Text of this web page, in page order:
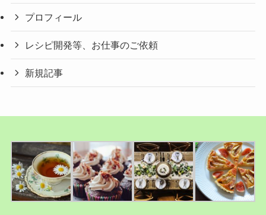
プロフィール
レシピ開発等、お仕事のご依頼
新規記事